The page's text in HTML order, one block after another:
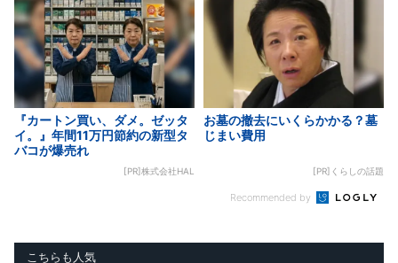
『カートン買い、ダメ。ゼッタ
イ。』年間11万円節約の新型タ
バコが爆売れ
[PR]株式会社HAL
お墓の撤去にいくらかかる？墓
じまい費用
[PR]くらしの話題
Recommended by
こちらも人気